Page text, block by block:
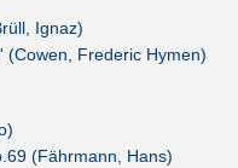
Ignaz)
(Cowen, Frederic Hymen)
(Fährmann, Hans)